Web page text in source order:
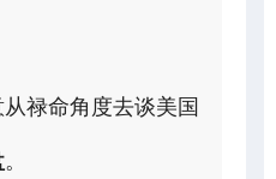
禄命角度去谈美国
。